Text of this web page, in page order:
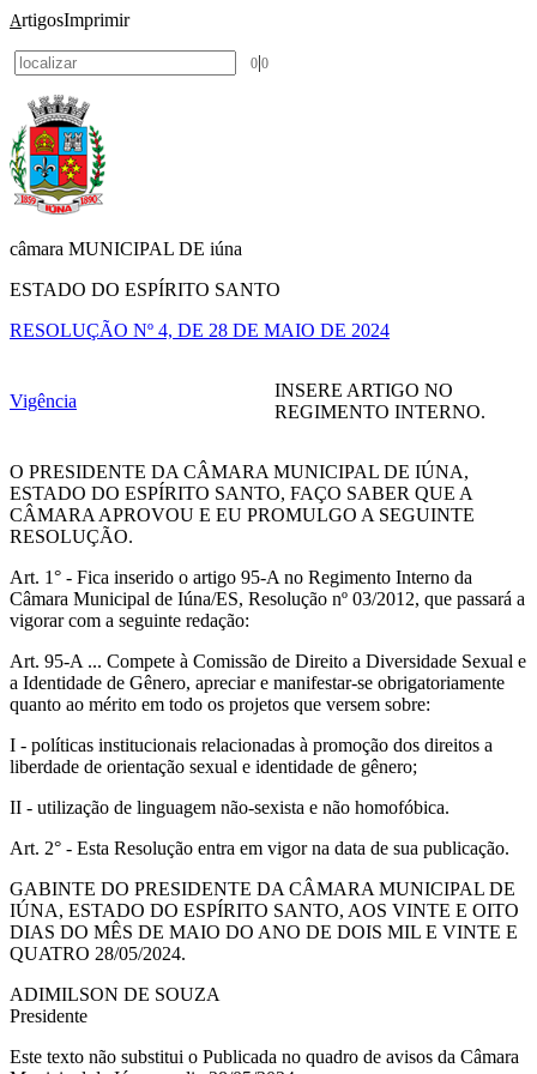
ArtigosImprimir
0|0
câmara MUNICIPAL DE iúna
ESTADO DO ESPÍRITO SANTO
RESOLUÇÃO Nº 4, DE 28 DE MAIO DE 2024
Vigência
INSERE ARTIGO NO
REGIMENTO INTERNO.
O PRESIDENTE DA CÂMARA MUNICIPAL DE IÚNA,
ESTADO DO ESPÍRITO SANTO, FAÇO SABER QUE A
CÂMARA APROVOU E EU PROMULGO A SEGUINTE
RESOLUÇÃO.
Art. 1° - Fica inserido o artigo 95-A no Regimento Interno da
Câmara Municipal de Iúna/ES, Resolução nº 03/2012, que passará a
vigorar com a seguinte redação:
Art. 95-A ... Compete à Comissão de Direito a Diversidade Sexual e
a Identidade de Gênero, apreciar e manifestar-se obrigatoriamente
quanto ao mérito em todo os projetos que versem sobre:
I - políticas institucionais relacionadas à promoção dos direitos a
liberdade de orientação sexual e identidade de gênero;
II - utilização de linguagem não-sexista e não homofóbica.
Art. 2° - Esta Resolução entra em vigor na data de sua publicação.
GABINTE DO PRESIDENTE DA CÂMARA MUNICIPAL DE
IÚNA, ESTADO DO ESPÍRITO SANTO, AOS VINTE E OITO
DIAS DO MÊS DE MAIO DO ANO DE DOIS MIL E VINTE E
QUATRO 28/05/2024.
ADIMILSON DE SOUZA
Presidente
Este texto não substitui o Publicada no quadro de avisos da Câmara